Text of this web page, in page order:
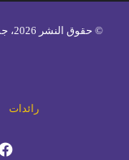
© حقوق النشر 2026، جميع الحقوق محفوظة لمجلة رائدات |
رائدات